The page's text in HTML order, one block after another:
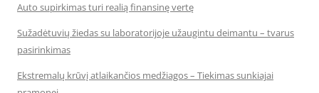
Auto supirkimas turi realią finansinę vertę
Sužadėtuvių žiedas su laboratorijoje užaugintu deimantu – tvarus
pasirinkimas
Ekstremalų krūvį atlaikančios medžiagos – Tiekimas sunkiajai